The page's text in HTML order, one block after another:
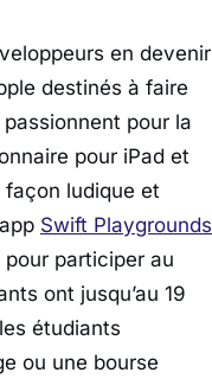
en devenir
destinés à faire
pour la
pour iPad et
façon ludique et
Swift Playgrounds
participer au
ont jusqu’au 19
étudiants
ou une bourse